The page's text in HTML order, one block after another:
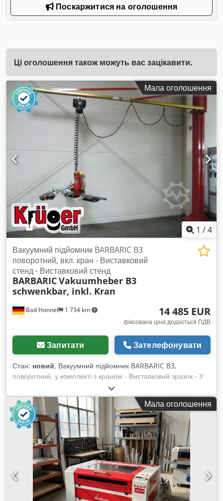
Поскаржитися на оголошення
Ці оголошення також можуть вас зацікавити.
Мала оголошення
1 /4
Bad Honnef 1 734 km
Вакуумний підйомник BARBARIC B3
поворотний, вкл. кран - Виставковий
стенд - Виставковий стенд
BARBARICVakuumheber B3
schwenkbar, inkl. Kran
14 485 EUR
фіксована ціна додається ПДВ
Запитати Зателефонувати
Стан: новий, Вакуумний підйомник BARBARIC B3,
поворотний, у комплекті з краном - Виставковий зразок - У
комплекті: - Вакуумний підйомник BARBARIC uniWood UWL
3, 150 кг Вертикальне та горизонтальне транспортування
рівних промислових плит (покриті плити, натуральне
дерево) розміром до 3000 x 2100 мм. - Діапазон нахилу 90°
з пневматичним механізмом нахилу. - Виконання повністю
укомплектоване підйомним механізмом і системами
безпеки (вакуумний манометр та ручний запірний клапан з
механічним захистом). - Траверса uniWood із 2 присосками
Ø 270 мм на регульованій траверсі (довжина траверси:
1500 мм). У комплекті: - Опція посиленого виконання
BARBARIC uniWood для злегка проникних плит
Мала оголошення